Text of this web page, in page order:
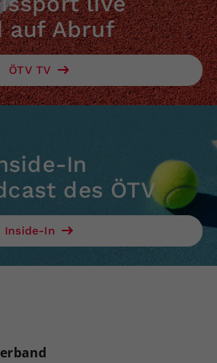
auf Abruf
ÖTV TV
In
des ÖTV
Inside-In